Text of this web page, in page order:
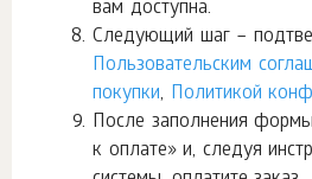
вам доступна.
Следующий шаг –
Пользовательским
покупки, Политикой
После заполнения
к оплате» и, следуя